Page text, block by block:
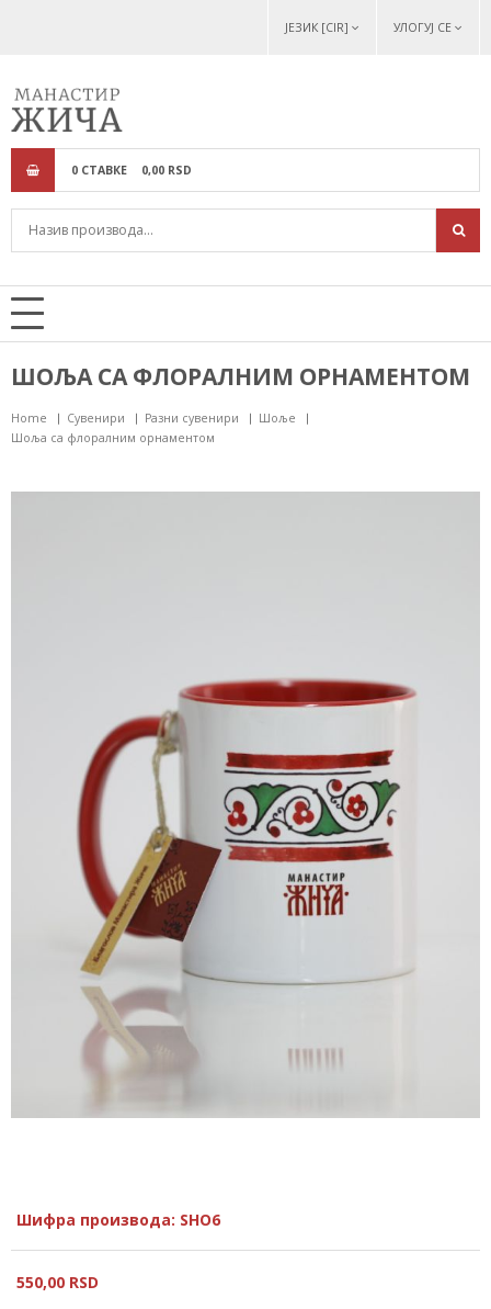
ЈЕЗИК [CIR] УЛОГУЈ СЕ
0 СТАВКЕ 0,00 RSD
ШОЉА СА ФЛОРАЛНИМ ОРНАМЕНТОМ
Home Сувенири Разни сувенири
Шоље
Шоља са флоралним орнаментом
Шифра производа: SHO6
550,00 RSD